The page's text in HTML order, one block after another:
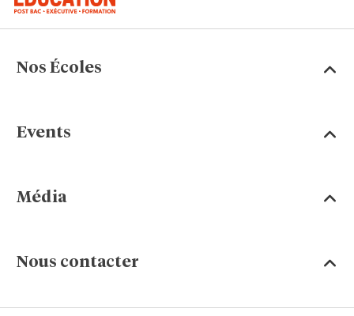
Nos Écoles
Events
Média
Nous contacter